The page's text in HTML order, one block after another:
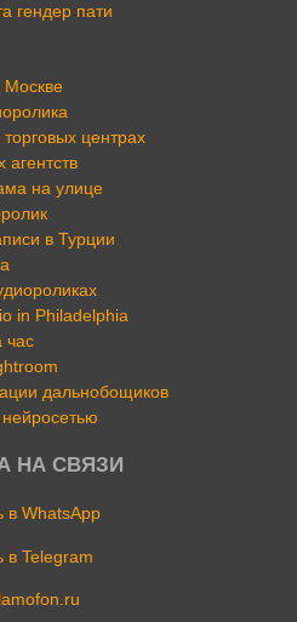
гендер пати
Москве
центрах
на улице
в Турции
in Philadelphia
час
дальнобощиков
НА СВЯЗИ
в WhatsApp
в Telegram